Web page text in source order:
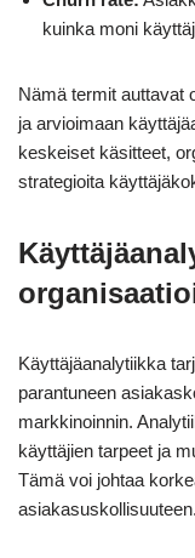
kuinka moni
Nämä termit auttavat
ja arvioimaan
keskeiset käsitteet,
strategioita
Käyttäjäanalytiikka
parantuneen
markkinoinnin.
käyttäjien tarpeet ja
Tämä voi johtaa
asiakasuskollisuuteen.